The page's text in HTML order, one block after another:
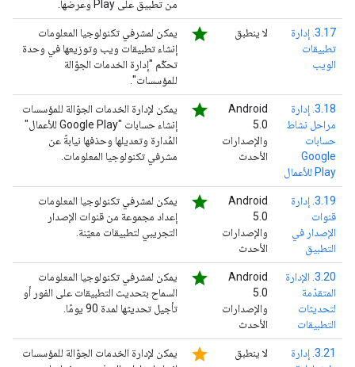
من تطبيق على Play وعرضها.
3.17. إدارة
تطبيقات
الويب
لا ينطبق star
يمكن لمشرفي تكنولوجيا المعلومات
إنشاء تطبيقات ويب وتوزيعها في وحدة
تحكّم "إدارة الخدمات الجوّالة
للمؤسسات".
3.18. إدارة
مراحل نشاط
حسابات
Google
Play للأعمال
‫Android
5.0
والإصدارات
الأحدث
star
يمكن لإدارة الخدمات الجوّالة للمؤسسات
إنشاء حسابات "Google Play للأعمال"
المُدارة وتعديلها وحذفها نيابةً عن
مشرفي تكنولوجيا المعلومات.
3.19. إدارة
قنوات
الإصدار في
التطبيق
‫Android
5.0
والإصدارات
الأحدث
star
يمكن لمشرفي تكنولوجيا المعلومات
إعداد مجموعة من قنوات الإصدار
التجريبي لتطبيقات معيّنة.
3.20. الإدارة
المتقدّمة
لتحديثات
التطبيقات
‫Android
5.0
والإصدارات
الأحدث
star
يمكن لمشرفي تكنولوجيا المعلومات
السماح بتحديث التطبيقات على الفور أو
تأجيل تحديثها لمدة 90 يومًا.
3.21. إدارة
لا ينطبق star
يمكن لإدارة الخدمات الجوّالة للمؤسسات